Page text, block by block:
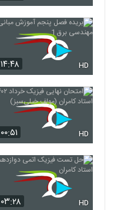
۱۴:۴۸ HD
۰۰:۵۱ HD
۰۳:۲۸ HD